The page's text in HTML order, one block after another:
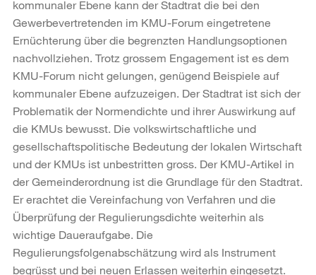
kommunaler Ebene kann der Stadtrat die bei den
Gewerbevertretenden im KMU-Forum eingetretene
Ernüchterung über die begrenzten Handlungsoptionen
nachvollziehen. Trotz grossem Engagement ist es dem
KMU-Forum nicht gelungen, genügend Beispiele auf
kommunaler Ebene aufzuzeigen. Der Stadtrat ist sich der
Problematik der Normendichte und ihrer Auswirkung auf
die KMUs bewusst. Die volkswirtschaftliche und
gesellschaftspolitische Bedeutung der lokalen Wirtschaft
und der KMUs ist unbestritten gross. Der KMU-Artikel in
der Gemeinderordnung ist die Grundlage für den Stadtrat.
Er erachtet die Vereinfachung von Verfahren und die
Überprüfung der Regulierungsdichte weiterhin als
wichtige Daueraufgabe. Die
Regulierungsfolgenabschätzung wird als Instrument
begrüsst und bei neuen Erlassen weiterhin eingesetzt.